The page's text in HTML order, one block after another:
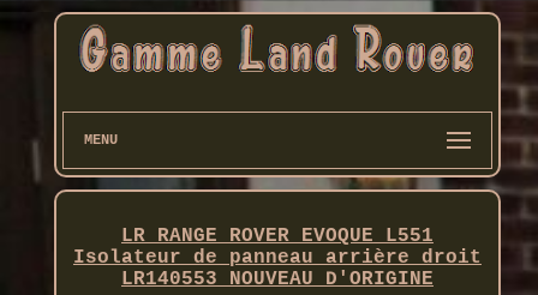
MENU
LR RANGE ROVER EVOQUE L551
Isolateur de panneau arrière droit
LR140553 NOUVEAU D'ORIGINE